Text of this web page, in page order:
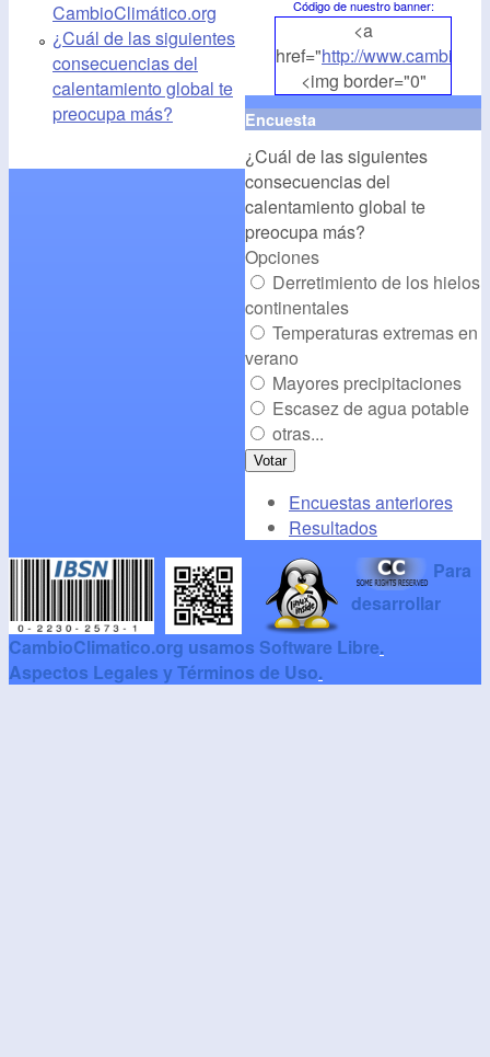
CambioClimático.org
¿Cuál de las siguientes
consecuencias del
calentamiento global te
preocupa más?
Código de nuestro banner:
<a
href="http://
<img border="0"
align="middle"
src="http://
alt="CambioClimatico.org"
/></a>
Encuesta
¿Cuál de las siguientes
consecuencias del
calentamiento global te
preocupa más?
Opciones
Derretimiento de los hielos
continentales
Temperaturas extremas en
verano
Mayores precipitaciones
Escasez de agua potable
otras...
Encuestas anteriores
Resultados
Para
desarrollar
CambioClimatico.org usamos Software Libre.
Aspectos Legales y Términos de Uso.